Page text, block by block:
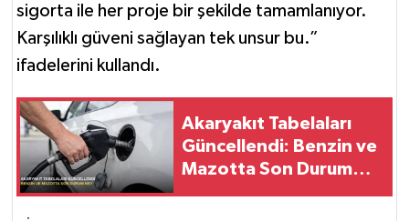
sigorta ile her proje bir şekilde tamamlanıyor.
Karşılıklı güveni sağlayan tek unsur bu.”
ifadelerini kullandı.
Akaryakıt Tabelaları
Güncellendi: Benzin ve
Mazotta Son Durum